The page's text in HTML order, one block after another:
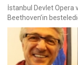
İstanbul Devlet Opera
Beethoven’in